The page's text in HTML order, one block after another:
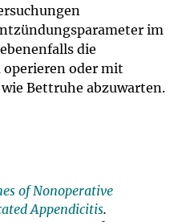
im
die
oder mit
Bettruhe abzuwarten.
of Nonoperative
Appendicitis.